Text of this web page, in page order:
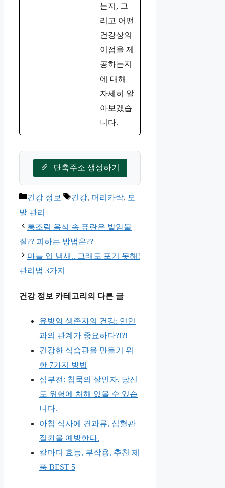
는지, 그
리고 어떤
건강상의
이점을 제
공하는지
에 대해
자세히 알
아보겠습
니다.
단축주소 생성하기
카
테
고
리
건강 정보
태
건강, 머리카락, 모
발 관리
통조림 음식 속 퓨란은 발암물
질?? 피하는 방법은??
마늘 입 냄새.. 그래도 포기 못해!
관리법 3가지
건강 정보 카테고리의 다른 글
유방암 생존자의 건강: 연인
과의 관계가 중요하다?!?!
건강한 식습관을 만들기 위
한 7가지 방법
심부전: 침묵의 살인자, 당신
도 위험에 처해 있을 수 있습
니다.
아침 식사에 견과류, 심혈관
질환을 예방한다.
칼마디 효능, 부작용, 추천 제
품 BEST 5